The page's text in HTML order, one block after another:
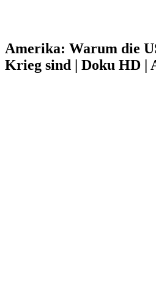
Amerika: Warum die
Krieg sind | Doku HD |